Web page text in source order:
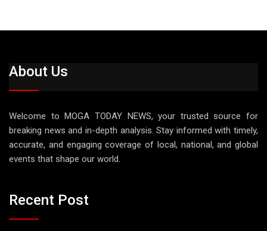
About Us
Welcome to MOGA TODAY NEWS, your trusted source for
breaking news and in-depth analysis. Stay informed with timely,
accurate, and engaging coverage of local, national, and global
events that shape our world.
Recent Post